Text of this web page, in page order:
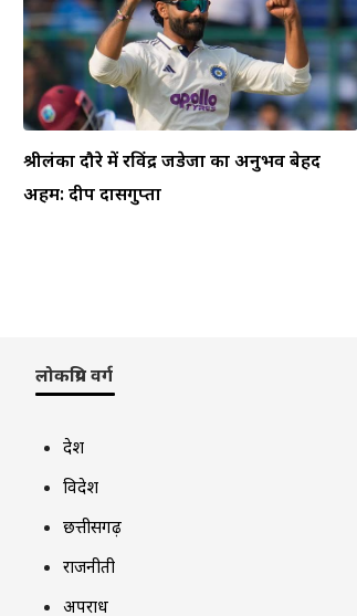
श्रीलंका दौरे में रविंद्र जडेजा का अनुभव बेहद
अहम: दीप दासगुप्ता
लोकप्रिय वर्ग
देश
विदेश
छत्तीसगढ़
राजनीती
अपराध